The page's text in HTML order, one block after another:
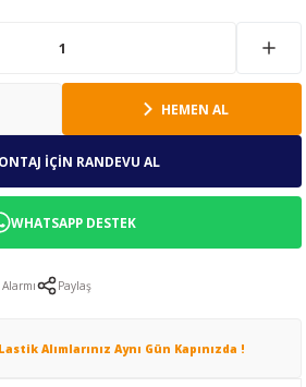
HEMEN AL
İÇİN RANDEVU AL
WHATSAPP DESTEK
Paylaş
Alımlarınız Aynı Gün Kapınızda !